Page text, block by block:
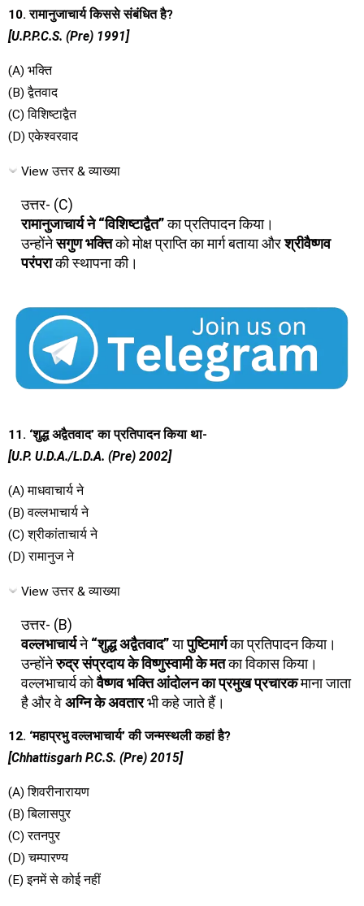
10. रामानुजाचार्य किससे संबंधित है?
[U.P.P.C.S. (Pre) 1991]
(A) भक्ति
(B) द्वैतवाद
(C) विशिष्टाद्वैत
(D) एकेश्वरवाद
View उत्तर & व्याख्या
उत्तर- (C)
रामानुजाचार्य ने “विशिष्टाद्वैत”का प्रतिपादन किया।
उन्होंनेसगुण भक्तिको मोक्ष प्राप्ति का मार्ग बताया औरश्रीवैष्णव
परंपराकी स्थापना की।
11. ‘शुद्ध अद्वैतवाद’ का प्रतिपादन किया था-
[U.P. U.D.A./L.D.A. (Pre) 2002]
(A) माधवाचार्य ने
(B) वल्लभाचार्य ने
(C) श्रीकांताचार्य ने
(D) रामानुज ने
View उत्तर & व्याख्या
उत्तर- (B)
वल्लभाचार्यने“शुद्ध अद्वैतवाद”यापुष्टिमार्गका प्रतिपादन किया।
उन्होंनेरुद्र संप्रदाय के विष्णुस्वामी के मतका विकास किया।
वल्लभाचार्य कोवैष्णव भक्ति आंदोलन का प्रमुख प्रचारकमाना जाता
है और वेअग्नि के अवतारभी कहे जाते हैं।
12. ‘महाप्रभु वल्लभाचार्य’ की जन्मस्थली कहां है?
[Chhattisgarh P.C.S. (Pre) 2015]
(A) शिवरीनारायण
(B) बिलासपुर
(C) रतनपुर
(D) चम्पारण्य
(E) इनमें से कोई नहीं